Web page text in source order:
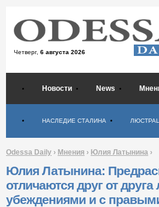
Четверг, 6 августа 2026
Новости News
НАСЛЕДИЕ СТАЛИНА
Odessa Daily › Мнения › Юлия Латынина ›
Юлия Латынина:
отличаются друг от
убеждениями и с